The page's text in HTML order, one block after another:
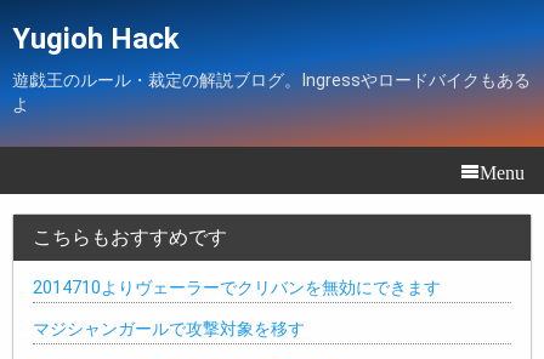
Yugioh Hack
遊戯王のルール・裁定の解説ブログ。Ingressやロードバイクもある
よ
Menu
こちらもおすすめです
2014710よりヴェーラーでクリバンを無効にできます
マジシャンガールで攻撃対象を移す